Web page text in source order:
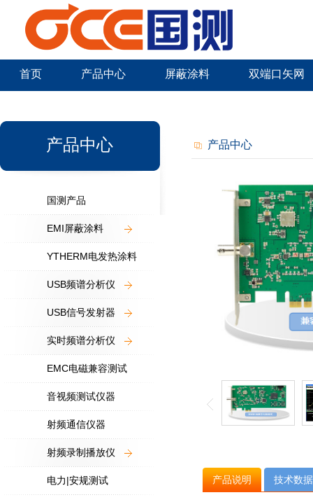
首页 产品中心 屏蔽涂料 双端口矢网
产品中心
国测产品
EMI屏蔽涂料
YTHERM电发热涂料
USB频谱分析仪
USB信号发射器
实时频谱分析仪
EMC电磁兼容测试
音视频测试仪器
射频通信仪器
射频录制播放仪
电力|安规测试
产品中心
产品说明 技术数据